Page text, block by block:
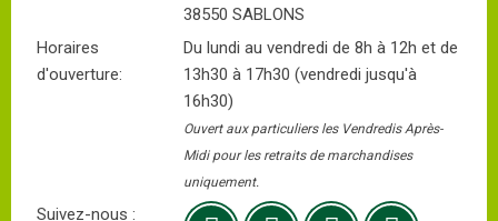
38550 SABLONS
Horaires
d'ouverture:
Du lundi au vendredi de 8h à 12h et de
13h30 à 17h30 (vendredi jusqu'à
16h30)
Ouvert aux particuliers les Vendredis Après-
Midi pour les retraits de marchandises
uniquement.
Suivez-nous :